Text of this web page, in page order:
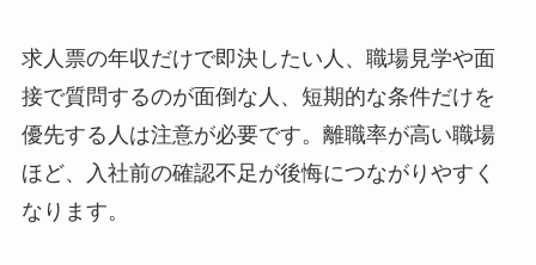
求人票の年収だけで即決したい人、職場見学や面
接で質問するのが面倒な人、短期的な条件だけを
優先する人は注意が必要です。離職率が高い職場
ほど、入社前の確認不足が後悔につながりやすく
なります。